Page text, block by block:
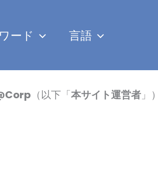
ード 言語
（以下「本サイト運営者 」